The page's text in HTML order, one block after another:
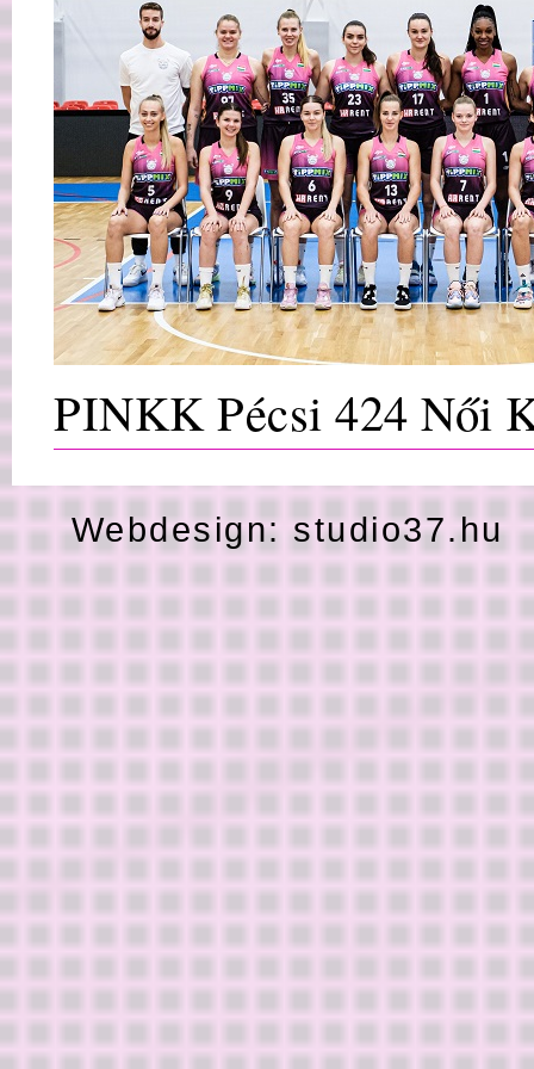
A legjobb játékos, aki ellen, valaha játszott: Nevena
Aki a legnagyobb hatással volt/van rád: Benke Szilárd
Iványi Dalma, Nevena Jovanovic, Allie Quigley játékát is.
Hobbi: Családommal minél több időt tölteni
Kedvenc zene: Bayer Friderika zenéi és a Gospel zenék
Kedvenc film: Nincs kedvencem de nagyon szeretem a
PINKK Pécsi 424 Női
Webdesign:studio37.hu